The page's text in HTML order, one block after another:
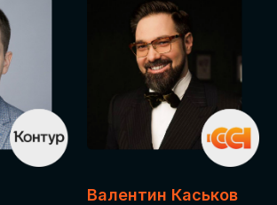
Валентин Каськов